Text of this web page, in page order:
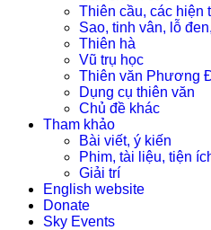
Thiên cầu, các hiện
Sao, tinh vân, lỗ
Thiên hà
Vũ trụ học
Thiên văn Phương
Dụng cụ thiên văn
Chủ đề khác
Tham khảo
Bài viết, ý kiến
Phim, tài liệu, tiện
Giải trí
English website
Donate
Sky Events